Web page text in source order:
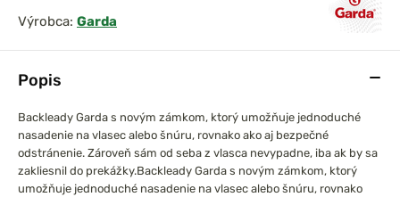
Popis
Backleady Garda s novým zámkom, ktorý umožňuje jednoduché
nasadenie na vlasec alebo šnúru, rovnako ako aj bezpečné
odstránenie. Zároveň sám od seba z vlasca nevypadne, iba ak by sa
zakliesnil do prekážky.Backleady Garda s novým zámkom, ktorý
umožňuje jednoduché nasadenie na vlasec alebo šnúru, rovnako
Výrobca: Garda